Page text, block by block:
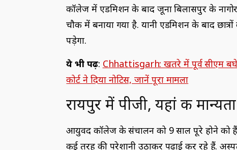
कॉलेज में एडमिशन के बाद जूना बिलासपुर के
चौक में बनाया गया है. यानी एडमिशन के बाद
पड़ेगा.
ये भी पढ़ें: Chhattisgarh: खतरे में पूर्व सीएम
कोर्ट ने दिया नोटिस, जानें पूरा मामला
रायपुर में पीजी, यहां की
आयुर्वेद कॉलेज के संचालन को 9 साल पूरे होने
कई तरह की परेशानी उठाकर पढ़ाई कर रहे हैं.